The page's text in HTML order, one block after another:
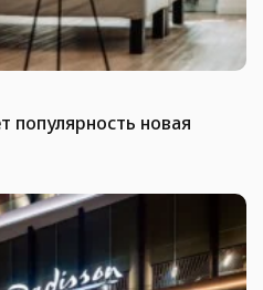
популярность новая